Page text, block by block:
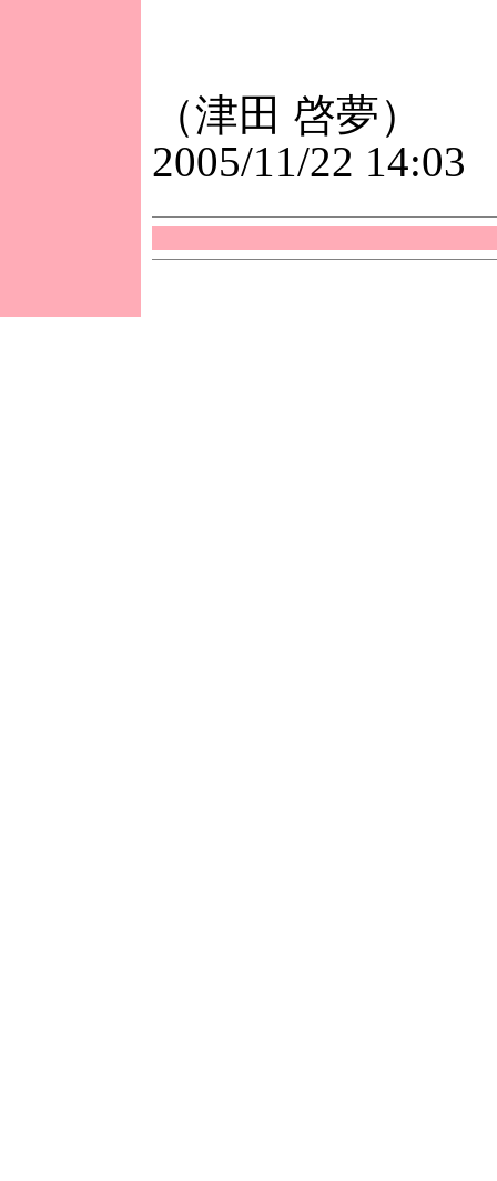
（津田 啓夢）
2005/11/22 14:03